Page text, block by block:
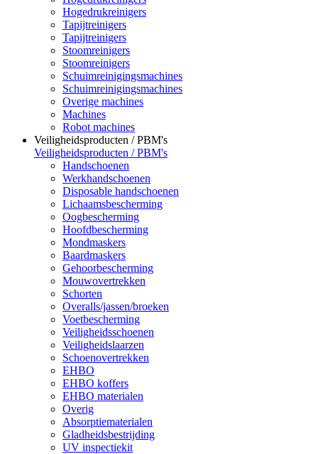
Hogedrukreinigers
Tapijtreinigers
Tapijtreinigers
Stoomreinigers
Stoomreinigers
Schuimreinigingsmachines
Schuimreinigingsmachines
Overige machines
Machines
Robot machines
Veiligheidsproducten / PBM's
Veiligheidsproducten / PBM's
Handschoenen
Werkhandschoenen
Disposable handschoenen
Lichaamsbescherming
Oogbescherming
Hoofdbescherming
Mondmaskers
Baardmaskers
Gehoorbescherming
Mouwovertrekken
Schorten
Overalls/jassen/broeken
Voetbescherming
Veiligheidsschoenen
Veiligheidslaarzen
Schoenovertrekken
EHBO
EHBO koffers
EHBO materialen
Overig
Absorptiematerialen
Gladheidsbestrijding
UV inspectiekit